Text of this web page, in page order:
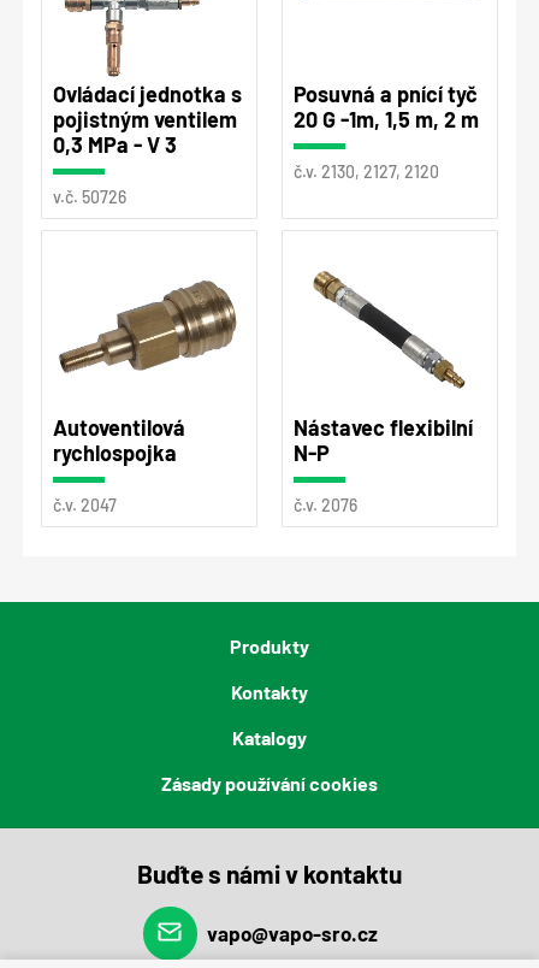
Ovládací jednotka s
pojistným ventilem
0,3 MPa - V 3
v.č. 50726
Posuvná a pnící tyč
20 G -1m, 1,5 m, 2 m
č.v. 2130, 2127, 2120
Autoventilová
rychlospojka
č.v. 2047
Nástavec flexibilní
N-P
č.v. 2076
Produkty
Kontakty
Katalogy
Zásady používání cookies
Buďte s námi v kontaktu
vapo@vapo-sro.cz